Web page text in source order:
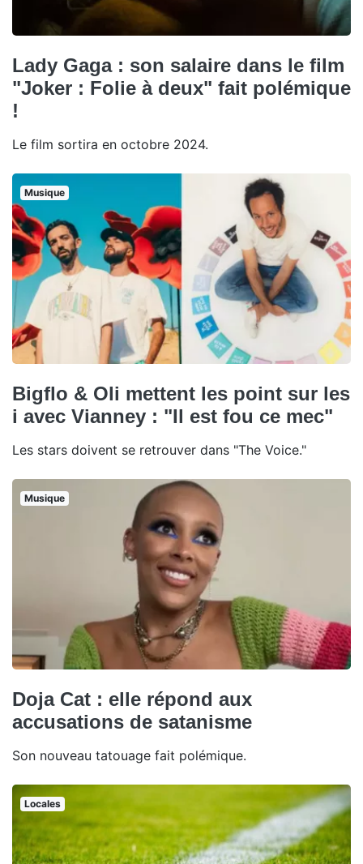
Lady Gaga : son salaire dans le film
"Joker : Folie à deux" fait polémique
!
Le film sortira en octobre 2024.
Musique
Bigflo & Oli mettent les point sur les
i avec Vianney : "Il est fou ce mec"
Les stars doivent se retrouver dans "The Voice."
Musique
Doja Cat : elle répond aux
accusations de satanisme
Son nouveau tatouage fait polémique.
Locales